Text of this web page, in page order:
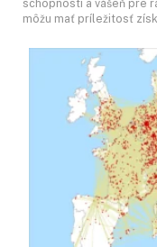
schopnosti a vášeň pre
môžu mať príležitosť